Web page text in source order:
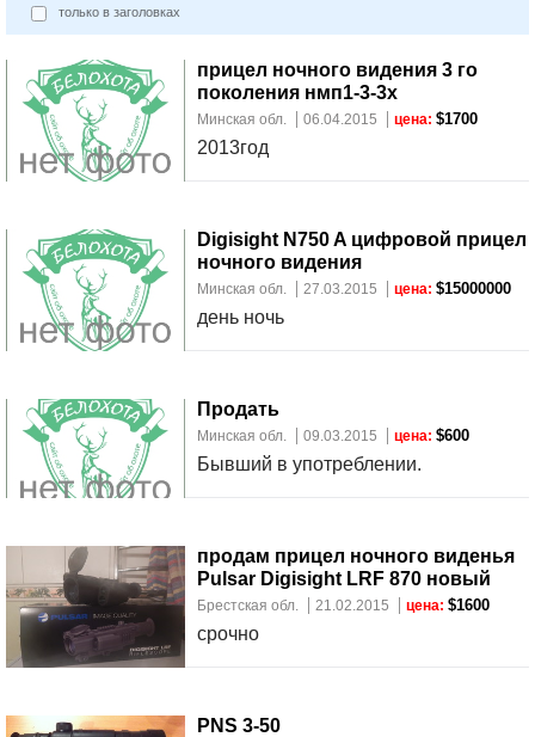
только в заголовках
прицел ночного видения 3 го
поколения нмп1-3-3х
Минская обл. 06.04.2015 цена: $1700
2013год
Digisight N750 A цифровой прицел
ночного видения
Минская обл. 27.03.2015 цена: $15000000
день ночь
Продать
Минская обл. 09.03.2015 цена: $600
Бывший в употреблении.
продам прицел ночного виденья
Pulsar Digisight LRF 870 новый
Брестская обл. 21.02.2015 цена: $1600
срочно
PNS 3-50